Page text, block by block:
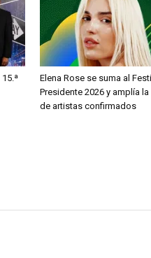
Elena Rose se suma al
Presidente 2026 y amplía
de artistas confirmados